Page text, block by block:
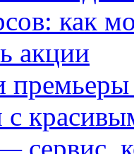
как
акции
сервис,